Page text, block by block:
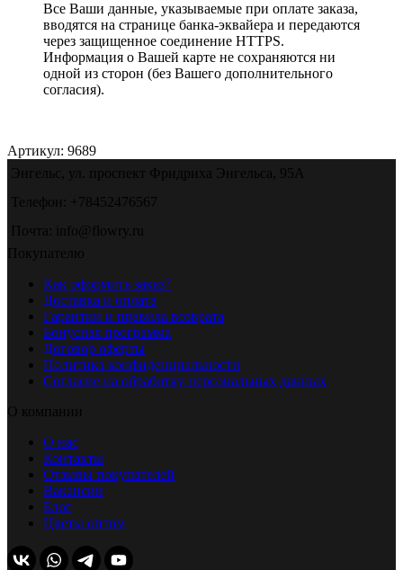
Все Ваши данные, указываемые при оплате заказа,
вводятся на странице банка-эквайера и передаются
через защищенное соединение HTTPS.
Информация о Вашей карте не сохраняются ни
одной из сторон (без Вашего дополнительного
согласия).
Артикул: 9689
Энгельс, ул. проспект Фридриха Энгельса, 95А
Телефон: +78452476567
Почта: info@flowry.ru
Покупателю
Как оформить заказ?
Доставка и оплата
Гарантии и правила возврата
Бонусная программа
Договор оферты
Политика конфиденциальности
Согласие на обработку персональных данных
О компании
О нас
Контакты
Отзывы покупателей
Вакансии
Блог
Цветы оптом